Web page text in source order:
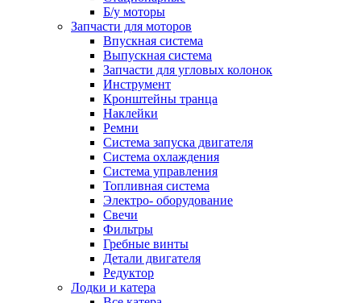
Б/у моторы
Запчасти для моторов
Впускная система
Выпускная система
Запчасти для угловых колонок
Инструмент
Кронштейны транца
Наклейки
Ремни
Система запуска двигателя
Система охлаждения
Система управления
Топливная система
Электро- оборудование
Свечи
Фильтры
Гребные винты
Детали двигателя
Редуктор
Лодки и катера